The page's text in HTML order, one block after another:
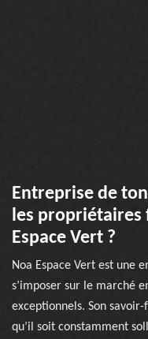
Entreprise de
les propriétaires
Espace Vert ?
Noa Espace Vert est une
s’imposer sur le marché
exceptionnels. Son
qu’il soit constamment